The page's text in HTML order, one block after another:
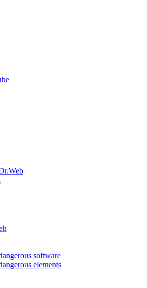
software
elements